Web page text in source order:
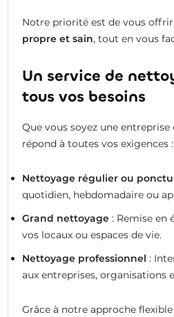
Notre priorité est de vous
propre et sain, tout en vous
Un service de
tous vos besoins
Que vous soyez une
répond à toutes vos exigences :
Nettoyage régulier ou
quotidien, hebdomadaire ou
Grand nettoyage: Remise en
vos locaux ou espaces de vie.
Nettoyage professionnel :
aux entreprises, organisations
Grâce à notre approche